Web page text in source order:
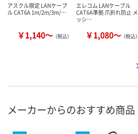
アスクル限定 LANケーブ
ル CAT6A 1m/2m/3m/…
￥1,140～ （税込）
エレコム LANケーブル
CAT6A準拠 爪折れ防止 メ
ッシ…
￥1,080～ （税込）
メーカーからのおすすめ商品